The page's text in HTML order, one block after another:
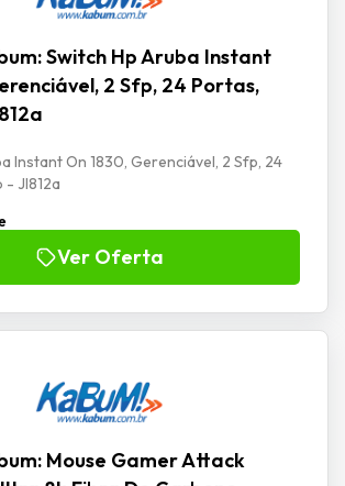
Switch Hp Aruba Instant
2 Sfp, 24 Portas,
Instant On 1830, Gerenciável, 2 Sfp, 24
- Jl812a
Ver Oferta
Mouse Gamer Attack